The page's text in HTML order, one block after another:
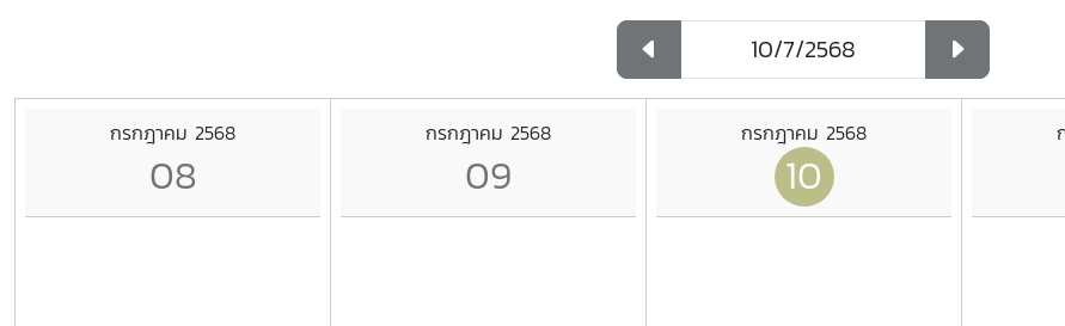
กรกฎาคม 2568
08
กรกฎาคม 2568
09
กรกฎาคม 2568
10